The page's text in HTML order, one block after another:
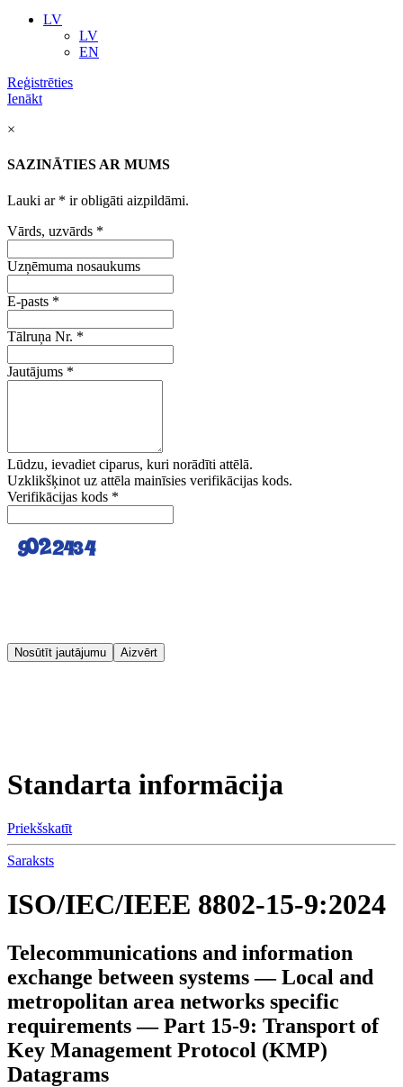
LV
LV
EN
Reģistrēties
Ienākt
×
SAZINĀTIES AR MUMS
Lauki ar * ir obligāti aizpildāmi.
Vārds, uzvārds *
Uzņēmuma nosaukums
E-pasts *
Tālruņa Nr. *
Jautājums *
Lūdzu, ievadiet ciparus, kuri norādīti attēlā.
Uzklikšķinot uz attēla mainīsies verifikācijas kods.
Verifikācijas kods *
Nosūtīt jautājumu Aizvērt
Standarta informācija
Priekšskatīt
Saraksts
ISO/IEC/IEEE 8802-15-9:2024
Telecommunications and information
exchange between systems — Local and
metropolitan area networks specific
requirements — Part 15-9: Transport of
Key Management Protocol (KMP)
Datagrams